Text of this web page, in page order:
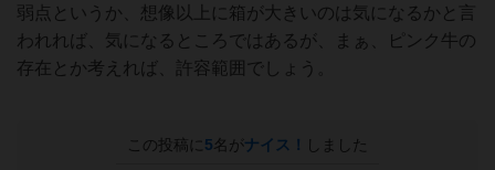
弱点というか、想像以上に箱が大きいのは気になるかと言
われれば、気になるところではあるが、まぁ、ピンク牛の
存在とか考えれば、許容範囲でしょう。
この投稿に 5名がナイス！ しました